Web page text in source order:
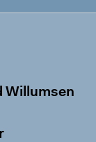
Willumsen